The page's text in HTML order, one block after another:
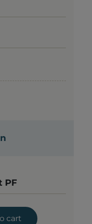
PF
cart